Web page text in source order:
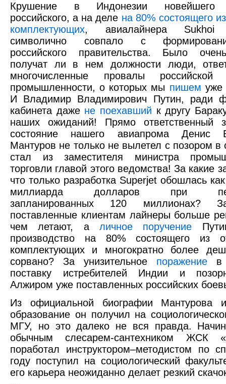
Крушение в Индонезии новейшего
российского, а на деле на 80% состоящего
комплектующих, авиалайнера Sukhoi
символично совпало с
российского правительства. Было
получат ли в нем должности люди,
многочисленные провалы российской
промышленности, о которых мы пишем уже
И Владимир Владимирович Путин, ради
кабинета даже не поехавший к другу
наших ожиданий! Прямо ответственный
состояние нашего авиапрома Денис
Мантуров не только не вылетел с позором в
стал из заместителя министра
торговли главой этого ведомства! За какие
что только разработка Superjet обошлась
миллиарда долларов при
запланированных 120
поставленные клиентам лайнеры больше
чем летают, а личное поручение
производство на 80% состоящего из
комплектующих и многократно более
сорвано? За унизительное поражение в
поставку истребителей Индии и
Алжиром уже поставленных российских
Из официальной биографии Мантурова
образование он получил на
МГУ, но это далеко не вся правда.
обычным слесарем-сантехником ЖСК
поработал инструктором–методистом по
году поступил на социологический
его карьера неожиданно делает резкий